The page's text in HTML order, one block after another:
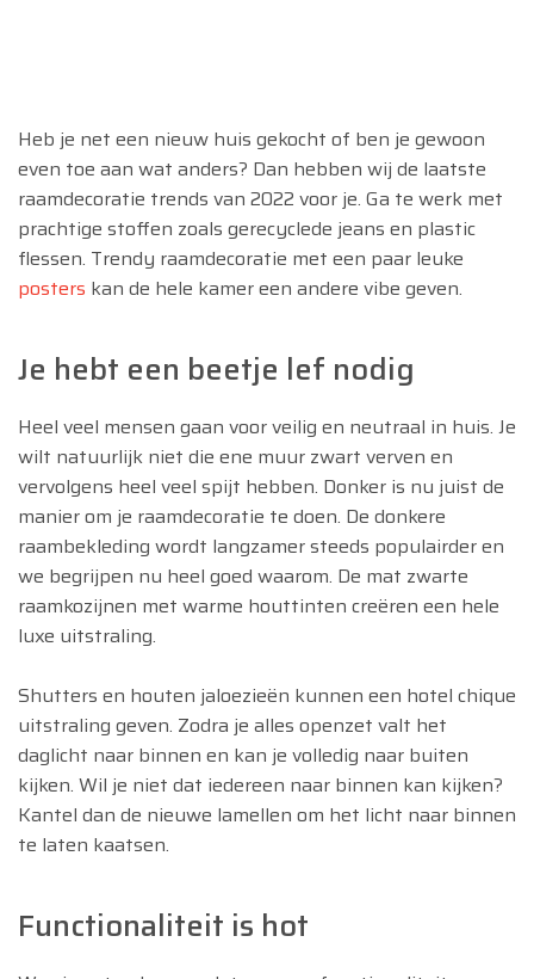
Heb je net een nieuw huis gekocht of ben je gewoon
even toe aan wat anders? Dan hebben wij de laatste
raamdecoratie trends van 2022 voor je. Ga te werk met
prachtige stoffen zoals gerecyclede jeans en plastic
flessen. Trendy raamdecoratie met een paar leuke
posters kan de hele kamer een andere vibe geven.
Je hebt een beetje lef nodig
Heel veel mensen gaan voor veilig en neutraal in huis. Je
wilt natuurlijk niet die ene muur zwart verven en
vervolgens heel veel spijt hebben. Donker is nu juist de
manier om je raamdecoratie te doen. De donkere
raambekleding wordt langzamer steeds populairder en
we begrijpen nu heel goed waarom. De mat zwarte
raamkozijnen met warme houttinten creëren een hele
luxe uitstraling.
Shutters en houten jaloezieën kunnen een hotel chique
uitstraling geven. Zodra je alles openzet valt het
daglicht naar binnen en kan je volledig naar buiten
kijken. Wil je niet dat iedereen naar binnen kan kijken?
Kantel dan de nieuwe lamellen om het licht naar binnen
te laten kaatsen.
Functionaliteit is hot